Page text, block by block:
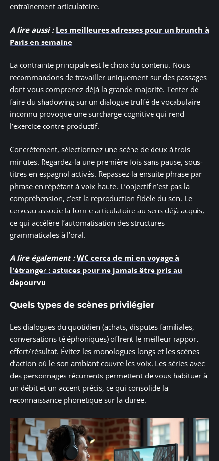
entraînement articulatoire.
A lire aussi : Les meilleures adresses pour un brunch à
Paris en semaine
La contrainte principale est le choix du contenu. Nous
recommandons de travailler uniquement sur des passages
dont vous comprenez déjà la grande majorité. Tenter de
faire du shadowing sur un dialogue truffé de vocabulaire
inconnu provoque une surcharge cognitive qui rend
l’exercice contre-productif.
Concrètement, sélectionnez une scène de deux à trois
minutes. Regardez-la une première fois sans pause, sous-
titres en espagnol activés. Repassez-la ensuite phrase par
phrase en répétant à voix haute. L’objectif n’est pas la
compréhension, c’est la reproduction fidèle du son. Le
cerveau associe la forme articulatoire au sens déjà acquis,
ce qui accélère l’automatisation des structures
grammaticales à l’oral.
A lire également : WC cerca de mi en voyage à
l'étranger : astuces pour ne jamais être pris au
dépourvu
Quels types de scènes privilégier
Les dialogues du quotidien (achats, disputes familiales,
conversations téléphoniques) offrent le meilleur rapport
effort/résultat. Évitez les monologues longs et les scènes
d’action où le son ambiant couvre les voix. Les séries avec
des personnages récurrents permettent de vous habituer à
un débit et un accent précis, ce qui consolide la
reconnaissance phonétique sur la durée.